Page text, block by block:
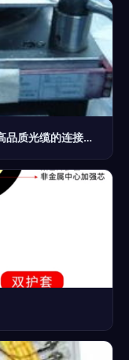
东莞市东城缘德泰光纤制品厂 匠心打造高品质光缆的连接未来